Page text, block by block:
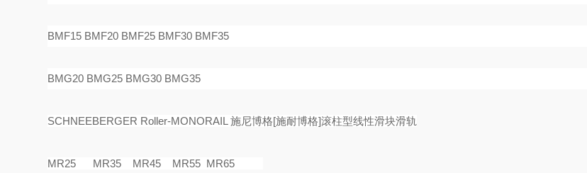
BMF15 BMF20 BMF25 BMF30 BMF35
BMG20 BMG25 BMG30 BMG35
SCHNEEBERGER Roller-MONORAIL施尼博格[施耐博格]滚柱型线性滑块滑轨
MR25 MR35 MR45 MR55 MR65